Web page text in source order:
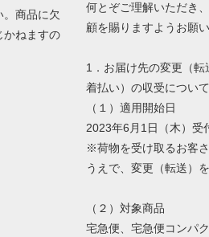
商品に欠
かねますの
何とぞご理解いただき
顧を賜りますようお願
1．お届け先の変更（転
着払い）の収受について
（１）適用開始日
2023年6月1日（木）受
※荷物を受け取るお客
うえで、変更（転送）
（２）対象商品
宅急便、宅急便コンパ